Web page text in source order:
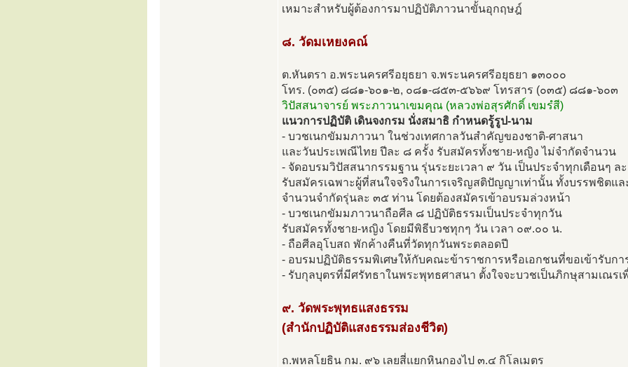
เหมาะสำหรับผู้ต้องการมาปฏิบัติภาวนาขั้นอุกฤษฎ์
๘. วัดมเหยงคณ์
ต.หันตรา อ.พระนครศรีอยุธยา จ.พระนครศรีอยุธยา ๑๓๐๐๐
โทร. (๐๓๕) ๘๘๑-๖๐๑-๒, ๐๘๑-๘๕๓-๕๖๖๙ โทรสาร (๐๓๕) ๘๘๑-๖๐๓
วิปัสสนาจารย์ พระภาวนาเขมคุณ (หลวงพ่อสุรศักดิ์ เขมรํสี)
แนวการปฏิบัติ เดินจงกรม นั่งสมาธิ กำหนดรู้รูป-นาม
- บวชเนกขัมมภาวนา ในช่วงเทศกาลวันสำคัญของชาติ-ศาสนา
และวันประเพณีไทย ปีละ ๘ ครั้ง รับสมัครทั้งชาย-หญิง ไม่จำกัดจำนวน
- จัดอบรมวิปัสสนากรรมฐาน รุ่นระยะเวลา ๙ วัน เป็นประจำทุกเดือนๆ ล
รับสมัครเฉพาะผู้ที่สนใจจริงในการเจริญสติปัญญาเท่านั้น ทั้งบรรพชิตแ
จำนวนจำกัดรุ่นละ ๓๕ ท่าน โดยต้องสมัครเข้าอบรมล่วงหน้า
- บวชเนกขัมมภาวนาถือศีล ๘ ปฏิบัติธรรมเป็นประจำทุกวัน
รับสมัครทั้งชาย-หญิง โดยมีพิธีบวชทุกๆ วัน เวลา ๐๙.๐๐ น.
- ถือศีลอุโบสถ พักค้างคืนที่วัดทุกวันพระตลอดปี
- อบรมปฏิบัติธรรมพิเศษให้กับคณะข้าราชการหรือเอกชนที่ขอเข้ารับกา
- รับกุลบุตรที่มีศรัทธาในพระพุทธศาสนา ตั้งใจจะบวชเป็นภิกษุสามเณร
๙. วัดพระพุทธแสงธรรม
(สำนักปฏิบัติแสงธรรมส่องชีวิต)
ถ.พหลโยธิน กม. ๙๖ เลยสี่แยกหินกองไป ๓.๔ กิโลเมตร